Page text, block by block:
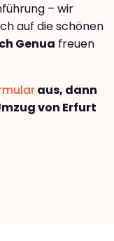
– wir
auf die schönen
Genua freuen
aus, dann
von Erfurt